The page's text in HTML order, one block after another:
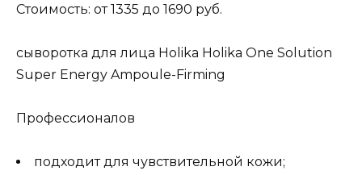
Стоимость: от 1335 до 1690 руб.
сыворотка для лица Holika Holika One Solution
Super Energy Ampoule-Firming
Профессионалов
подходит для чувствительной кожи;